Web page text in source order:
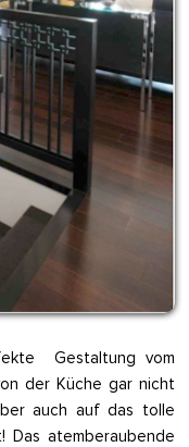
Gestaltung vom
der Küche gar nicht
auch auf das tolle
Das atemberaubende